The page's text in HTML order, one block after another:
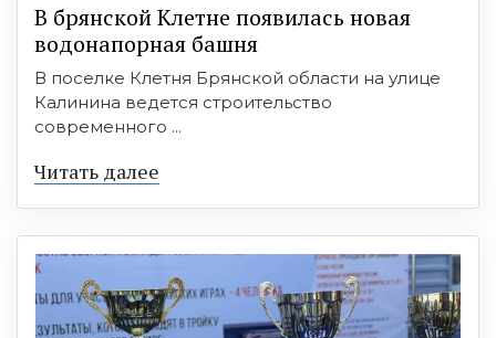
В брянской Клетне появилась новая
водонапорная башня
В поселке Клетня Брянской области на улице
Калинина ведется строительство
современного ...
Читать далее